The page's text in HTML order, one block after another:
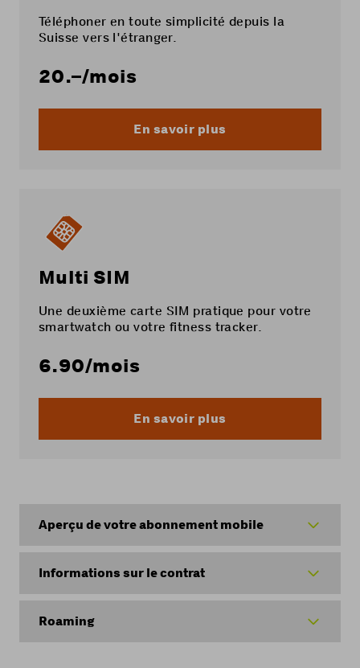
Téléphoner en toute simplicité depuis la
Suisse vers l'étranger.
20.–/mois
En savoir plus
Multi SIM
Une deuxième carte SIM pratique pour votre
smartwatch ou votre fitness tracker.
6.90/mois
En savoir plus
Aperçu de votre abonnement mobile
Informations sur le contrat
Roaming